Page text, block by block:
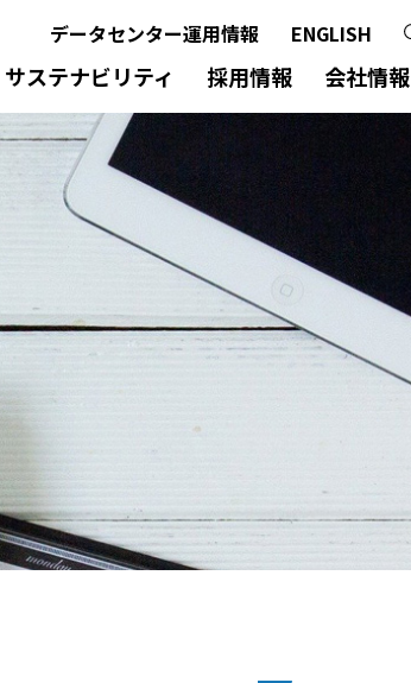
データセンター運用情報 ENGLISH
サステナビリティ 採用情報 会社情報